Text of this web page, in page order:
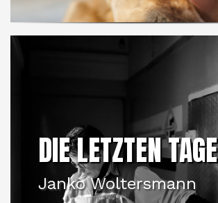
DIE LETZTEN TAGE
Janko Woltersmann